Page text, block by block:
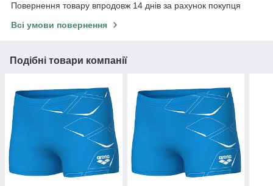
Повернення товару впродовж 14 днів за рахунок покупця
Всі умови повернення
Подібні товари компанії